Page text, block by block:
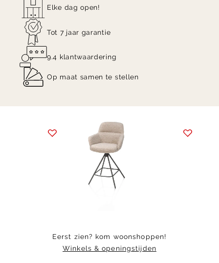
Elke dag open!
Tot 7 jaar garantie
9.4 klantwaardering
Op maat samen te stellen
Eerst zien? kom woonshoppen!
Winkels & openingstijden